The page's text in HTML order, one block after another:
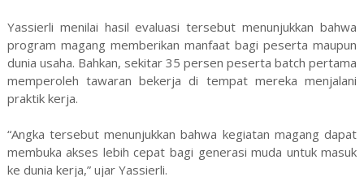
Yassierli menilai hasil evaluasi tersebut menunjukkan bahwa
program magang memberikan manfaat bagi peserta maupun
dunia usaha. Bahkan, sekitar 35 persen peserta batch pertama
memperoleh tawaran bekerja di tempat mereka menjalani
praktik kerja.
“Angka tersebut menunjukkan bahwa kegiatan magang dapat
membuka akses lebih cepat bagi generasi muda untuk masuk
ke dunia kerja,” ujar Yassierli.